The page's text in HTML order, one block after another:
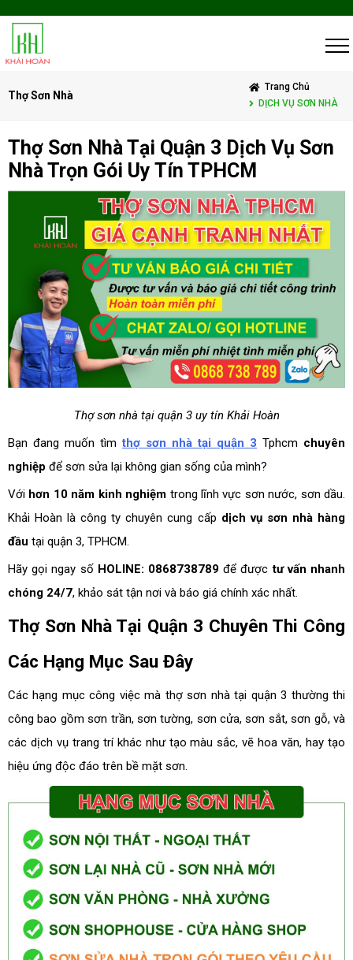
Thợ Sơn Nhà
Trang Chủ
DỊCH VỤ SƠN NHÀ
Thợ Sơn Nhà Tại Quận 3 Dịch Vụ Sơn
Nhà Trọn Gói Uy Tín TPHCM
Thợ sơn nhà tại quận 3 uy tín Khải Hoàn
Bạn đang muốn tìmthợ sơn nhà tại quận 3 Tphcm chuyên
nghiệp để sơn sửa lại không gian sống của mình?
Với hơn 10 năm kinh nghiệm trong lĩnh vực sơn nước, sơn dầu.
Khải Hoàn là công ty chuyên cung cấp dịch vụ sơn nhà hàng
đầu tại quận 3, TPHCM.
Hãy gọi ngay số HOLINE: 0868738789 để đượctư vấn nhanh
chóng 24/7, khảo sát tận nơi và báo giá chính xác nhất.
Thợ Sơn Nhà Tại Quận 3 Chuyên Thi Công
Các Hạng Mục Sau Đây
Các hạng mục công việc mà thợ sơn nhà tại quận 3 thường thi
công bao gồm sơn trần, sơn tường, sơn cửa, sơn sắt, sơn gỗ, và
các dịch vụ trang trí khác như tạo màu sắc, vẽ hoa văn, hay tạo
hiệu ứng độc đáo trên bề mặt sơn.